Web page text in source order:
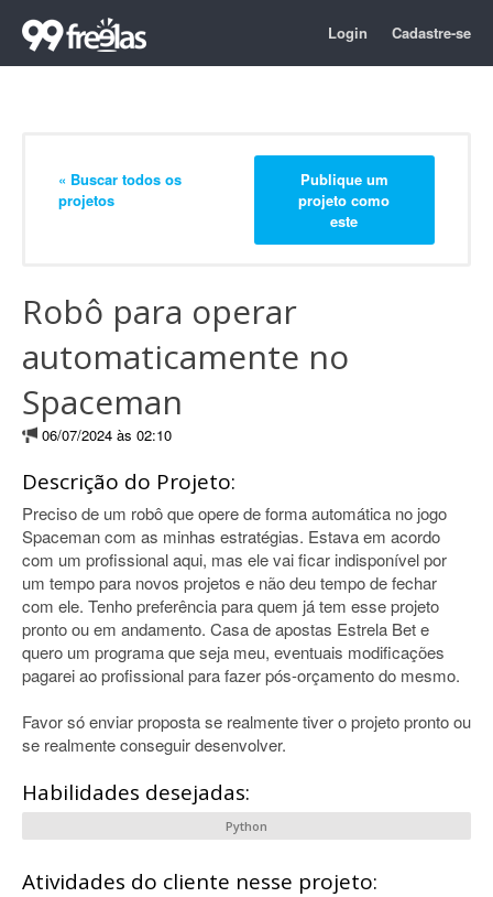
Login Cadastre-se
« Buscar todos os
projetos
Publique um
projeto como
este
Robô para operar
automaticamente no
Spaceman
06/07/2024 às 02:10
Descrição do Projeto:
Preciso de um robô que opere de forma automática no jogo
Spaceman com as minhas estratégias. Estava em acordo
com um profissional aqui, mas ele vai ficar indisponível por
um tempo para novos projetos e não deu tempo de fechar
com ele. Tenho preferência para quem já tem esse projeto
pronto ou em andamento. Casa de apostas Estrela Bet e
quero um programa que seja meu, eventuais modificações
pagarei ao profissional para fazer pós-orçamento do mesmo.
Favor só enviar proposta se realmente tiver o projeto pronto ou
se realmente conseguir desenvolver.
Habilidades desejadas:
Python
Atividades do cliente nesse projeto: